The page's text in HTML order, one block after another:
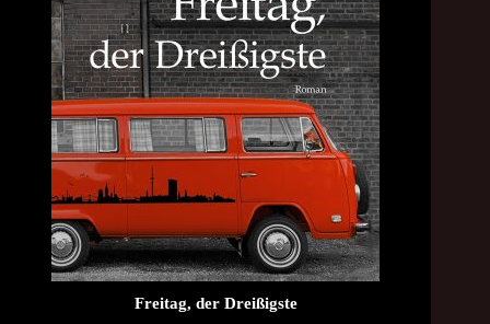
Freitag, der Dreißigste